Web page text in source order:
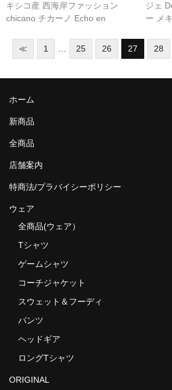
キシコ産 西海岸ファッション
chicano チカーノ Echo en
ジェ
ー メ
海岸
≪ 1 25 26 27 28
ホーム
新商品
全商品
店舗案内
特商法/プラバイシーポリシー
ウェア
全商品(ウェア）
Tシャツ
ゲームシャツ
コーチジャケット
スウェット＆フーディ
パンツ
ヘッドギア
ロングTシャツ
ORIGINAL